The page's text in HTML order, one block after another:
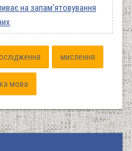
на запам'ятовування
мислення
мова